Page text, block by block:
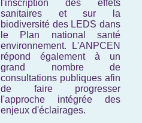
l'inscription des effets
sanitaires et sur la
biodiversité des LEDS dans
le Plan national santé
environnement. L'ANPCEN
répond également à un
grand nombre de
consultations publiques afin
de faire progresser
l'approche intégrée des
enjeux d'éclairages.